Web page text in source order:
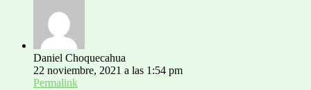
Daniel Choquecahua
22 noviembre, 2021 a las 1:54 pm
Permalink